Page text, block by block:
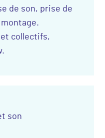
de son, prise de
collectifs,
son